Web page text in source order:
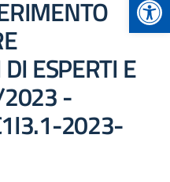
ESPERTI E
-
2023-